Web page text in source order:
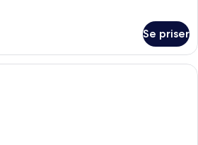
Se priser
Ett hotellrum med en säng, ett